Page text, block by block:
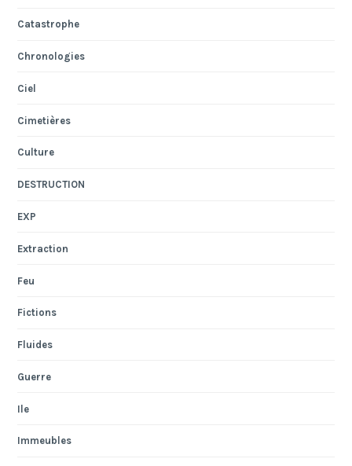
Catastrophe
Chronologies
Ciel
Cimetières
Culture
DESTRUCTION
EXP
Extraction
Feu
Fictions
Fluides
Guerre
Ile
Immeubles